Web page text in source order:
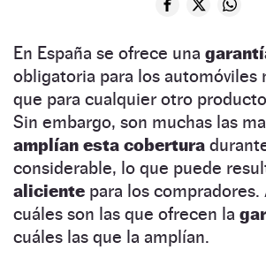
En España se ofrece una
obligatoria para los automóviles
que para cualquier otro
Sin embargo, son muchas las
amplían esta cobertura
considerable, lo que puede
aliciente para los compradores.
cuáles son las que ofrecen la
cuáles las que la amplían.